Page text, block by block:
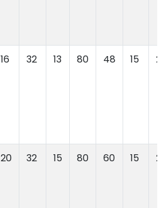
16 32 13 80 48 15 21
20 32 15 80 60 15